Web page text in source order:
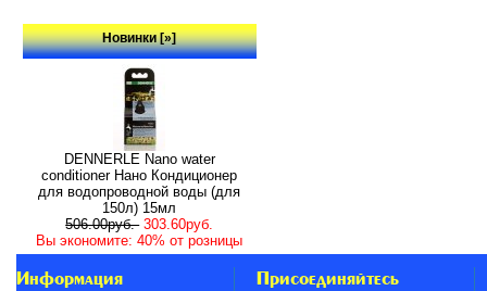
Новинки [»]
DENNERLE Nano water
conditioner Нано Кондиционер
для водопроводной воды (для
150л) 15мл
506.00руб. 303.60руб.
Вы экономите: 40% от розницы
Информация Присоединяйтесь